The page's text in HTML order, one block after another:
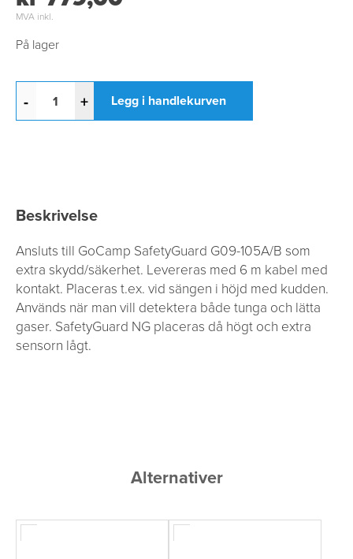
MVA inkl.
På lager
- + Legg i handlekurven
Beskrivelse
Ansluts till GoCamp SafetyGuard G09-105A/B som
extra skydd/säkerhet. Levereras med 6 m kabel med
kontakt. Placeras t.ex. vid sängen i höjd med kudden.
Används när man vill detektera både tunga och lätta
gaser. SafetyGuard NG placeras då högt och extra
sensorn lågt.
Alternativer